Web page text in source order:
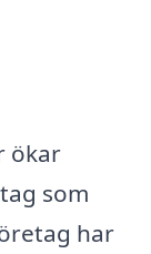
ökar
som
har